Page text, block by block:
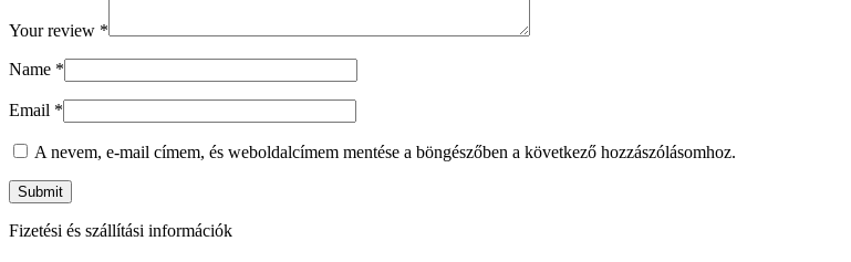
Your review *
Name *
Email *
A nevem, e-mail címem, és weboldalcímem mentése a böngészőben a következő hozzászólásomhoz.
Fizetési és szállítási információk